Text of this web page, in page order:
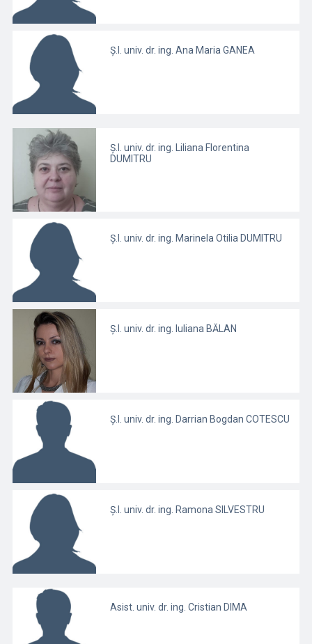
Ș.l. univ. dr. ing. Ana Maria GANEA
Ș.l. univ. dr. ing. Liliana Florentina
DUMITRU
Ș.l. univ. dr. ing. Marinela Otilia DUMITRU
Ș.l. univ. dr. ing. Iuliana BĂLAN
Ș.l. univ. dr. ing. Darrian Bogdan COTESCU
Ș.l. univ. dr. ing. Ramona SILVESTRU
Asist. univ. dr. ing. Cristian DIMA